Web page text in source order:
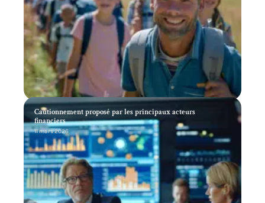
Cautionnement proposé par les principaux acteurs
financiers
11 mars 2026